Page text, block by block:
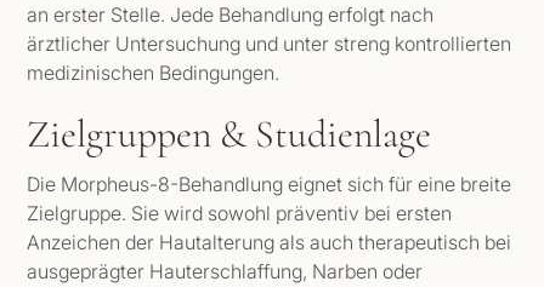
an erster Stelle. Jede Behandlung erfolgt nach
ärztlicher Untersuchung und unter streng kontrollierten
medizinischen Bedingungen.
Zielgruppen & Studienlage
Die Morpheus-8-Behandlung eignet sich für eine breite
Zielgruppe. Sie wird sowohl präventiv bei ersten
Anzeichen der Hautalterung als auch therapeutisch bei
ausgeprägter Hauterschlaffung, Narben oder